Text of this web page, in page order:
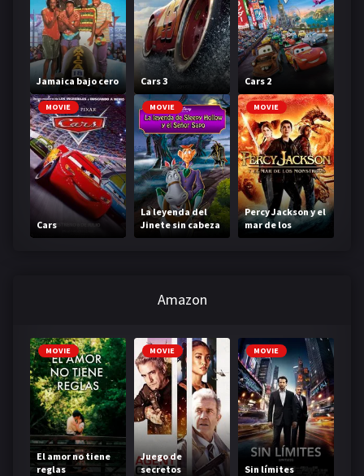
Jamaica bajo cero Cars 3 Cars 2
MOVIE
Cars
MOVIE
La leyenda del
Jinete sin cabeza
MOVIE
Percy Jackson y el
mar de los
monstruos
Amazon
MOVIE
El amor no tiene
reglas
MOVIE
Juego de
secretos
MOVIE
Sin límites